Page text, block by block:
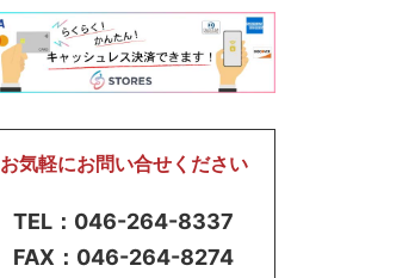
お気軽にお問い合せください
TEL：046-264-8337
FAX：046-264-8274